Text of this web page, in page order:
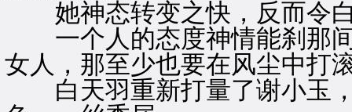
她神态转变之快，反而令
一个人的态度神情能刹那间
女人，那至少也要在风尘中打
白天羽重新打量了谢小玉，